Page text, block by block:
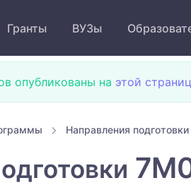
Гранты ВУЗы
опубликованы на этой
Направления подготовки